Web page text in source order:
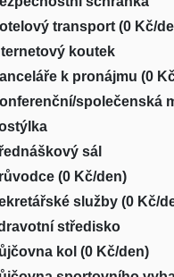
transport (0 Kč/
koutek
k pronájmu (0
společenská
sál
(0 Kč/den)
služby (0 Kč/
středisko
kol (0 Kč/den)